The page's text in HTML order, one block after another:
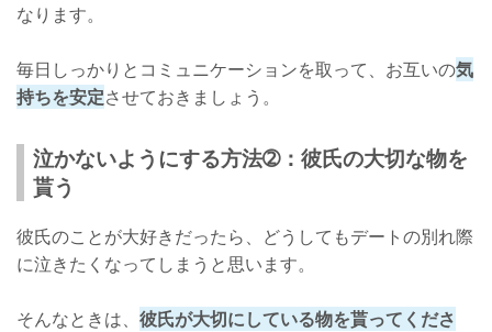
なります。
毎日しっかりとコミュニケーションを取って、お互いの気
持ちを安定させておきましょう。
泣かないようにする方法➁：彼氏の大切な物を
貰う
彼氏のことが大好きだったら、どうしてもデートの別れ際
に泣きたくなってしまうと思います。
そんなときは、 彼氏が大切にしている物を貰ってくださ